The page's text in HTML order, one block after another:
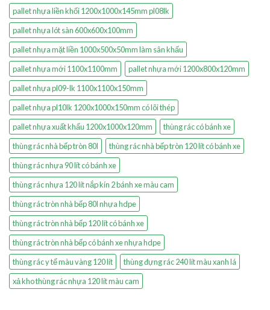
pallet nhựa liền khối 1200x1000x145mm pl08lk
pallet nhựa lót sàn 600x600x100mm
pallet nhựa mặt liền 1000x500x50mm làm sân khấu
pallet nhựa mới 1100x1100mm
pallet nhựa mới 1200x800x120mm
pallet nhựa pl09-lk 1100x1100x150mm
pallet nhựa pl10lk 1200x1000x150mm có lõi thép
pallet nhựa xuất khẩu 1200x1000x120mm
thùng rác có bánh xe
thùng rác nhà bếp tròn 80l
thùng rác nhà bếp tròn 120 lít có bánh xe
thùng rác nhựa 90 lít có bánh xe
thùng rác nhựa 120 lít nắp kín 2 bánh xe màu cam
thùng rác tròn nhà bếp 80l nhựa hdpe
thùng rác tròn nhà bếp 120 lít có bánh xe
thùng rác tròn nhà bếp có bánh xe nhựa hdpe
thùng rác y tế màu vàng 120 lít
thùng đựng rác 240 lít màu xanh lá
xả kho thùng rác nhựa 120 lít màu cam